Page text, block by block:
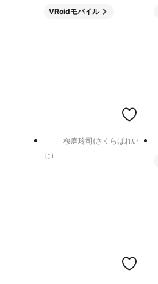
VRoidモバイル
桜庭玲司(さくらばれい
じ)